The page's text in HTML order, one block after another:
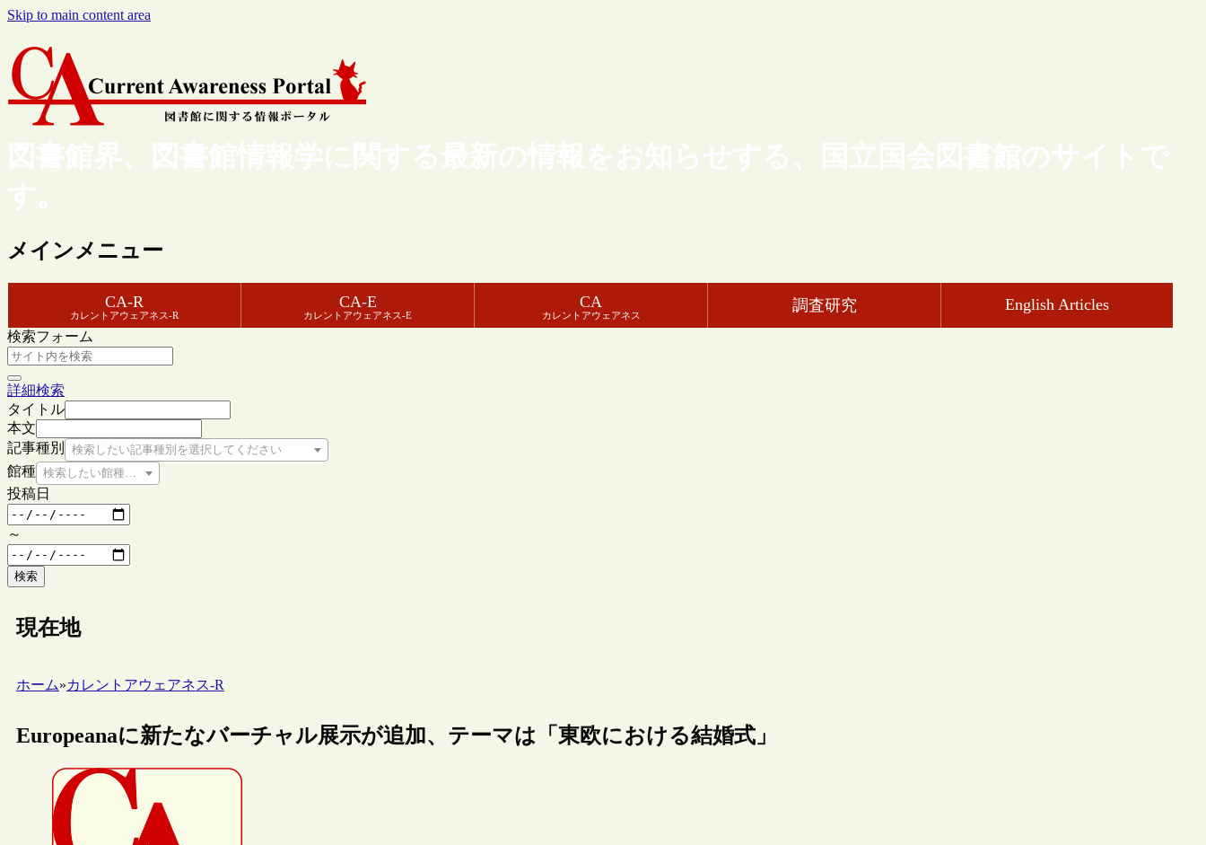
Skip to main content area
図書館界、図書館情報学に関する最新の情報をお知らせする、国立国会図書館のサイトで
す。
メインメニュー
CA-R
カレントアウェアネス-R
CA-E
カレントアウェアネス-E
CA
カレントアウェアネス
調査研究 English Articles
検索フォーム
詳細検索
タイトル
本文
記事種別
検索したい記事種別を選択してください
館種 検索したい館種を選択してください
投稿日
～
検索
現在地
ホーム»カレントアウェアネス-R
Europeanaに新たなバーチャル展示が追加、テーマは「東欧における結婚式」